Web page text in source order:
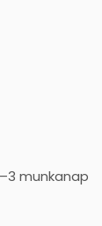
munkanap